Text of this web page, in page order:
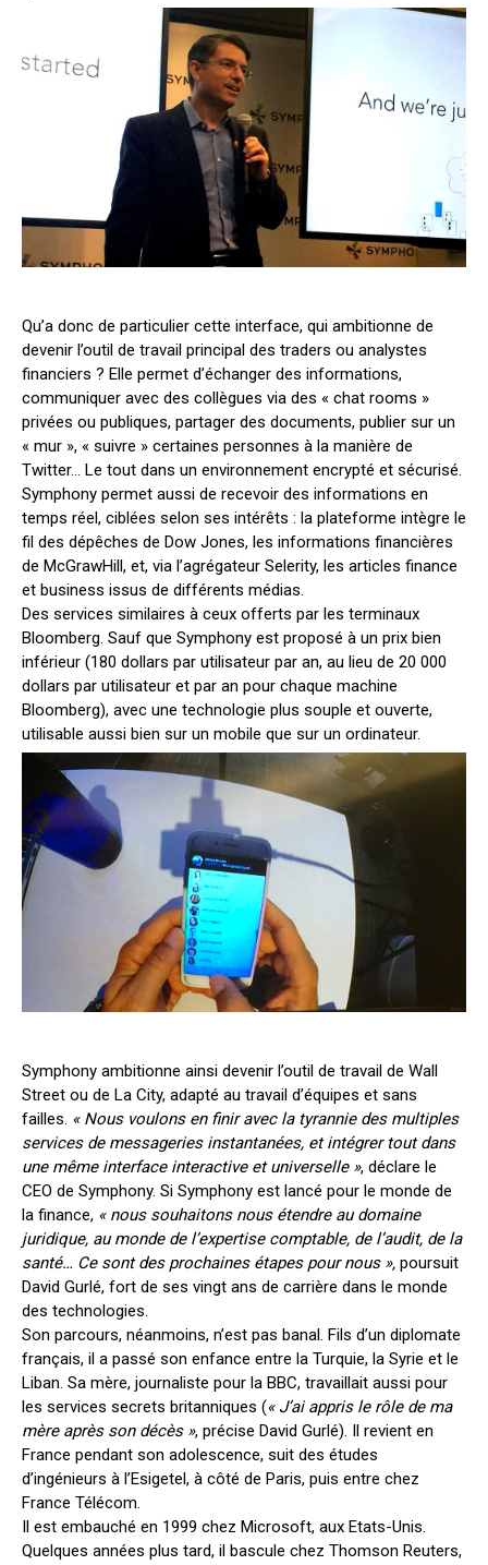
Qu’a donc de particulier cette interface, qui ambitionne de
devenir l’outil de travail principal des traders ou analystes
financiers ? Elle permet d’échanger des informations,
communiquer avec des collègues via des « chat rooms »
privées ou publiques, partager des documents, publier sur un
« mur », « suivre » certaines personnes à la manière de
Twitter… Le tout dans un environnement encrypté et sécurisé.
Symphony permet aussi de recevoir des informations en
temps réel, ciblées selon ses intérêts : la plateforme intègre le
fil des dépêches de Dow Jones, les informations financières
de McGrawHill, et, via l’agrégateur Selerity, les articles finance
et business issus de différents médias.
Des services similaires à ceux offerts par les terminaux
Bloomberg. Sauf que Symphony est proposé à un prix bien
inférieur (180 dollars par utilisateur par an, au lieu de 20 000
dollars par utilisateur et par an pour chaque machine
Bloomberg), avec une technologie plus souple et ouverte,
utilisable aussi bien sur un mobile que sur un ordinateur.
Symphony ambitionne ainsi devenir l’outil de travail de Wall
Street ou de La City, adapté au travail d’équipes et sans
failles. « Nous voulons en finir avec la tyrannie des multiples
services de messageries instantanées, et intégrer tout dans
une même interface interactive et universelle », déclare le
CEO de Symphony. Si Symphony est lancé pour le monde de
la finance, « nous souhaitons nous étendre au domaine
juridique, au monde de l’expertise comptable, de l’audit, de la
santé… Ce sont des prochaines étapes pour nous », poursuit
David Gurlé, fort de ses vingt ans de carrière dans le monde
des technologies.
Son parcours, néanmoins, n’est pas banal. Fils d’un diplomate
français, il a passé son enfance entre la Turquie, la Syrie et le
Liban. Sa mère, journaliste pour la BBC, travaillait aussi pour
les services secrets britanniques (« J’ai appris le rôle de ma
mère après son décès », précise David Gurlé). Il revient en
France pendant son adolescence, suit des études
d’ingénieurs à l’Esigetel, à côté de Paris, puis entre chez
France Télécom.
Il est embauché en 1999 chez Microsoft, aux Etats-Unis.
Quelques années plus tard, il bascule chez Thomson Reuters,